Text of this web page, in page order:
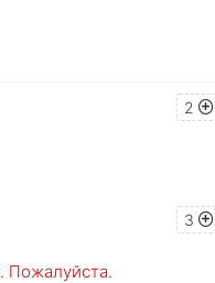
2
3
Пожалуйста.